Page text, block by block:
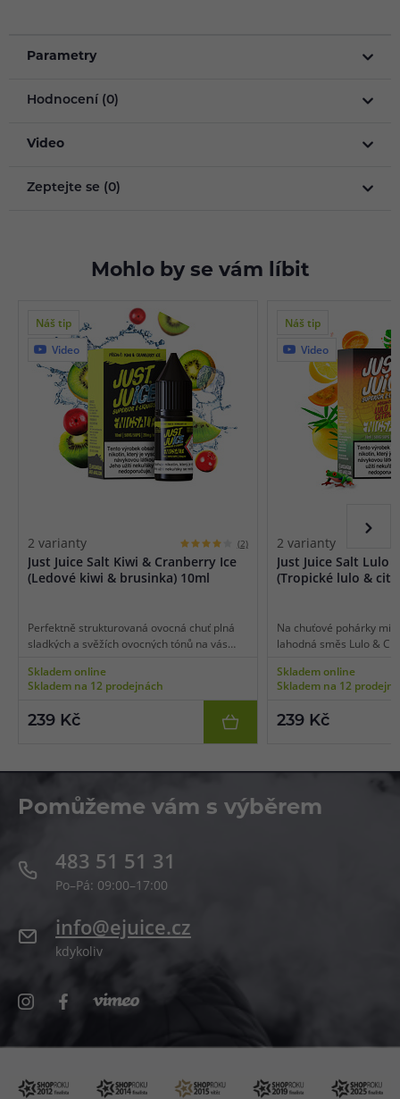
Parametry
Hodnocení (0)
Video
Zeptejte se (0)
Mohlo by se vám líbit
Náš tip
Video
2 varianty (2)
Just Juice Salt Kiwi & Cranberry Ice
(Ledové kiwi & brusinka) 10ml
Perfektně strukturovaná ovocná chuť plná
sladkých a svěžích ovocných tónů na vás
Ice. Hlavní složkou je zralé, šťavnaté a
jemně natrpklé kiwi, jehož originální chuť
Vše je potom v závěru doplněno o chladivý
Skladem online
Skladem na 12 prodejnách
239 Kč
Náš tip
Video
2 varianty
Just Juice Salt Lulo
(Tropické lulo &
Na chuťové pohárky
lahodná směs Lulo &
Jižní Ameriky, který
angrešt a marakuju.
plátků citronu.
Skladem online
Skladem na 12
239 Kč
Pomůžeme vám s výběrem
483 51 51 31
Po–Pá: 09:00–17:00
info@ejuice.cz
kdykoliv